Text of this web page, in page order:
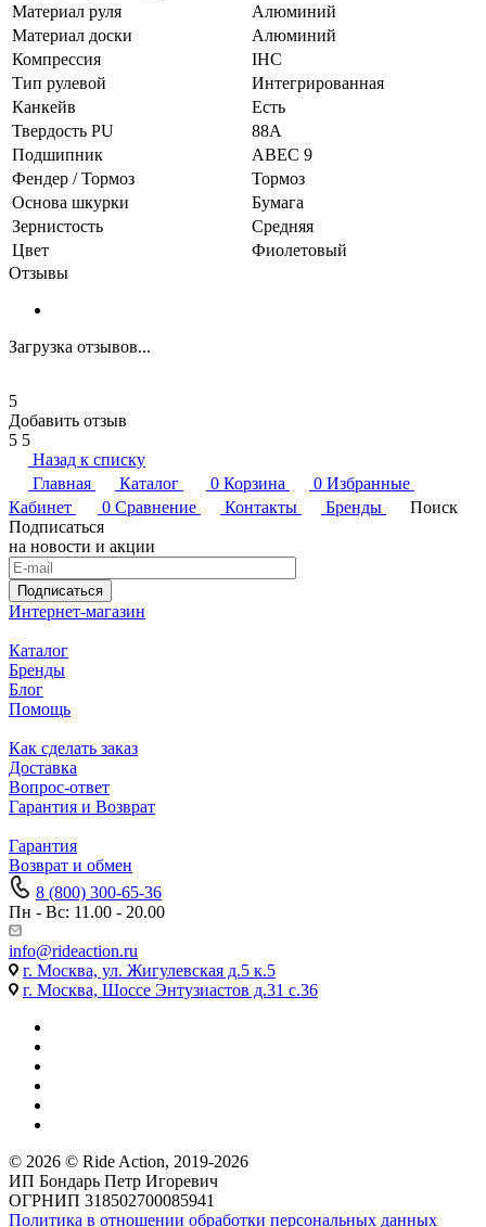
Материал руля
Алюминий
Материал доски
Алюминий
Компрессия
IHC
Тип рулевой
Интегрированная
Канкейв
Есть
Твердость PU
88A
Подшипник
ABEC 9
Фендер / Тормоз
Тормоз
Основа шкурки
Бумага
Зернистость
Средняя
Цвет
Фиолетовый
Отзывы
Загрузка отзывов...
5
Добавить отзыв
5 5
Назад к списку
Главная
Каталог 0 Корзина 0 Избранные
Кабинет
0 Сравнение Контакты Бренды
Поиск
Подписаться
на новости и акции
Подписаться
Интернет-магазин
Каталог
Бренды
Блог
Помощь
Как сделать заказ
Доставка
Вопрос-ответ
Гарантия и Возврат
Гарантия
Возврат и обмен
8 (800) 300-65-36
Пн - Вс: 11.00 - 20.00
info@rideaction.ru
г. Москва, ул. Жигулевская д.5 к.5
г. Москва, Шоссе Энтузиастов д.31 с.36
© 2026 © Ride Action, 2019-2026
ИП Бондарь Петр Игоревич
ОГРНИП 318502700085941
Политика в отношении обработки персональных данных